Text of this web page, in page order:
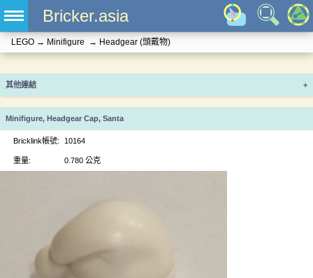
Bricker.asia
LEGO → Minifigure → Headgear (頭戴物)
其他連結 +
Minifigure, Headgear Cap, Santa
Bricklink帳號: 10164
重量: 0.780 公克